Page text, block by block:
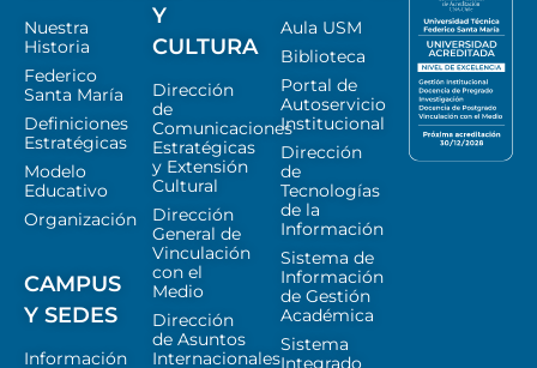
Nuestra
Historia
Federico
Santa María
Definiciones
Estratégicas
Modelo
Educativo
Organización
CAMPUS
Y SEDES
Información
Y
CULTURA
Dirección
de
Comunicaciones
Estratégicas
y Extensión
Cultural
Dirección
General de
Vinculación
con el
Medio
Dirección
de Asuntos
Internacionales
Aula USM
Biblioteca
Portal de
Autoservicio
Institucional
Dirección
de
Tecnologías
de la
Información
Sistema de
Información
de Gestión
Académica
Sistema
Integrado